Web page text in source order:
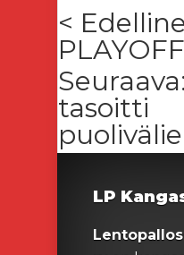
<
tasoitti
LP